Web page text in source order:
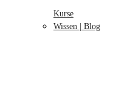
Kurse
Wissen | Blog